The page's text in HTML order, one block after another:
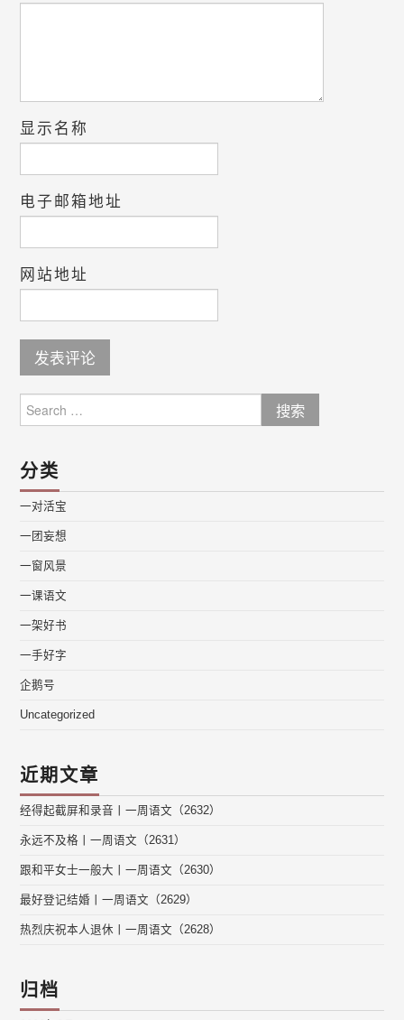
显示名称
电子邮箱地址
网站地址
for:
分类
一对活宝
一团妄想
一窗风景
一课语文
一架好书
一手好字
企鹅号
Uncategorized
近期文章
经得起截屏和录音丨一周语文（2632）
永远不及格丨一周语文（2631）
跟和平女士一般大丨一周语文（2630）
最好登记结婚丨一周语文（2629）
热烈庆祝本人退休丨一周语文（2628）
归档